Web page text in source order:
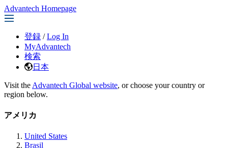
Advantech Homepage
登録 / Log In
MyAdvantech
検索
日本
Visit the Advantech Global website, or choose your country or
region below.
アメリカ
United States
Brasil